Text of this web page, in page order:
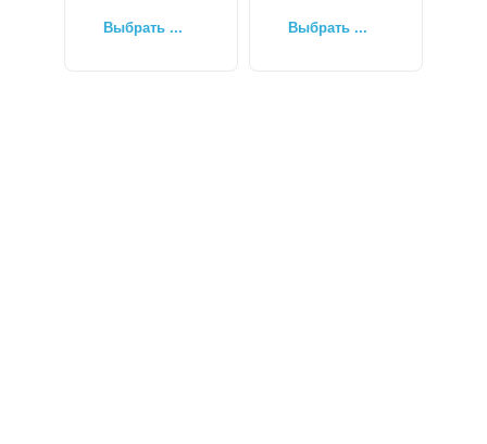
Выбрать ... Выбрать ...